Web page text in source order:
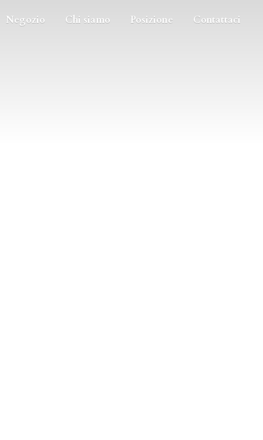
Negozio Chi siamo Posizione Contattaci